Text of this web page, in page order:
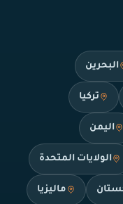
البحرين
تركيا
اليمن
الولايات المتحدة
ماليزيا